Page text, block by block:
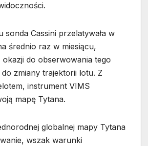
sonda Cassini przelatywała w
średnio raz w miesiącu,
do obserwowania tego
do zmiany trajektorii lotu. Z
instrument VIMS
mapę Tytana.
globalnej mapy Tytana
wszak warunki